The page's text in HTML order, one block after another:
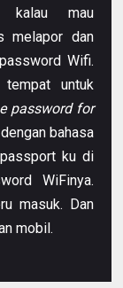
kalau mau
melapor dan
Wifi.
untuk
password for
bahasa
ku di
WiFinya.
masuk. Dan
mobil.